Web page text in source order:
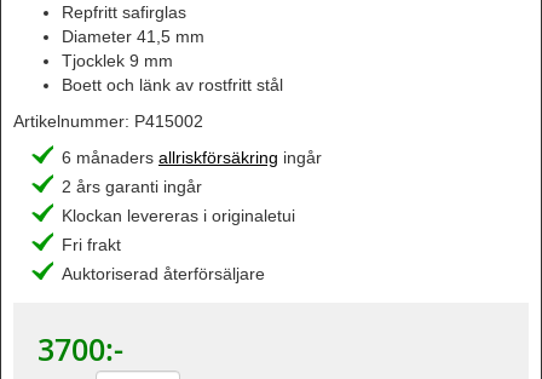
Repfritt safirglas
Diameter 41,5 mm
Tjocklek 9 mm
Boett och länk av rostfritt stål
Artikelnummer: P415002
6 månaders allriskförsäkring ingår
2 års garanti ingår
Klockan levereras i originaletui
Fri frakt
Auktoriserad återförsäljare
3700:-